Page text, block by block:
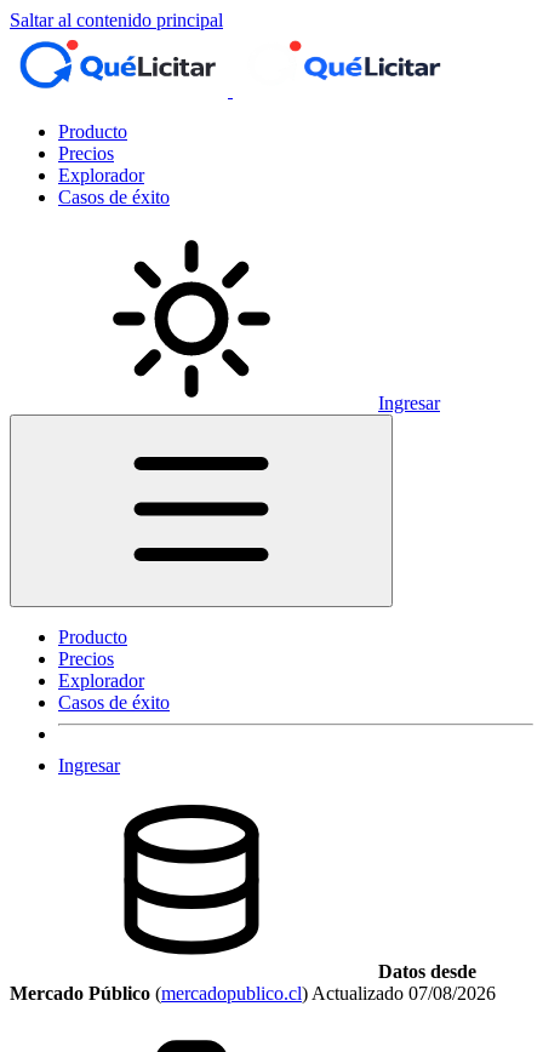
Saltar al contenido principal
Producto
Precios
Explorador
Casos de éxito
Ingresar
Producto
Precios
Explorador
Casos de éxito
Ingresar
Datos desde
Mercado Público (mercadopublico.cl) Actualizado 07/08/2026